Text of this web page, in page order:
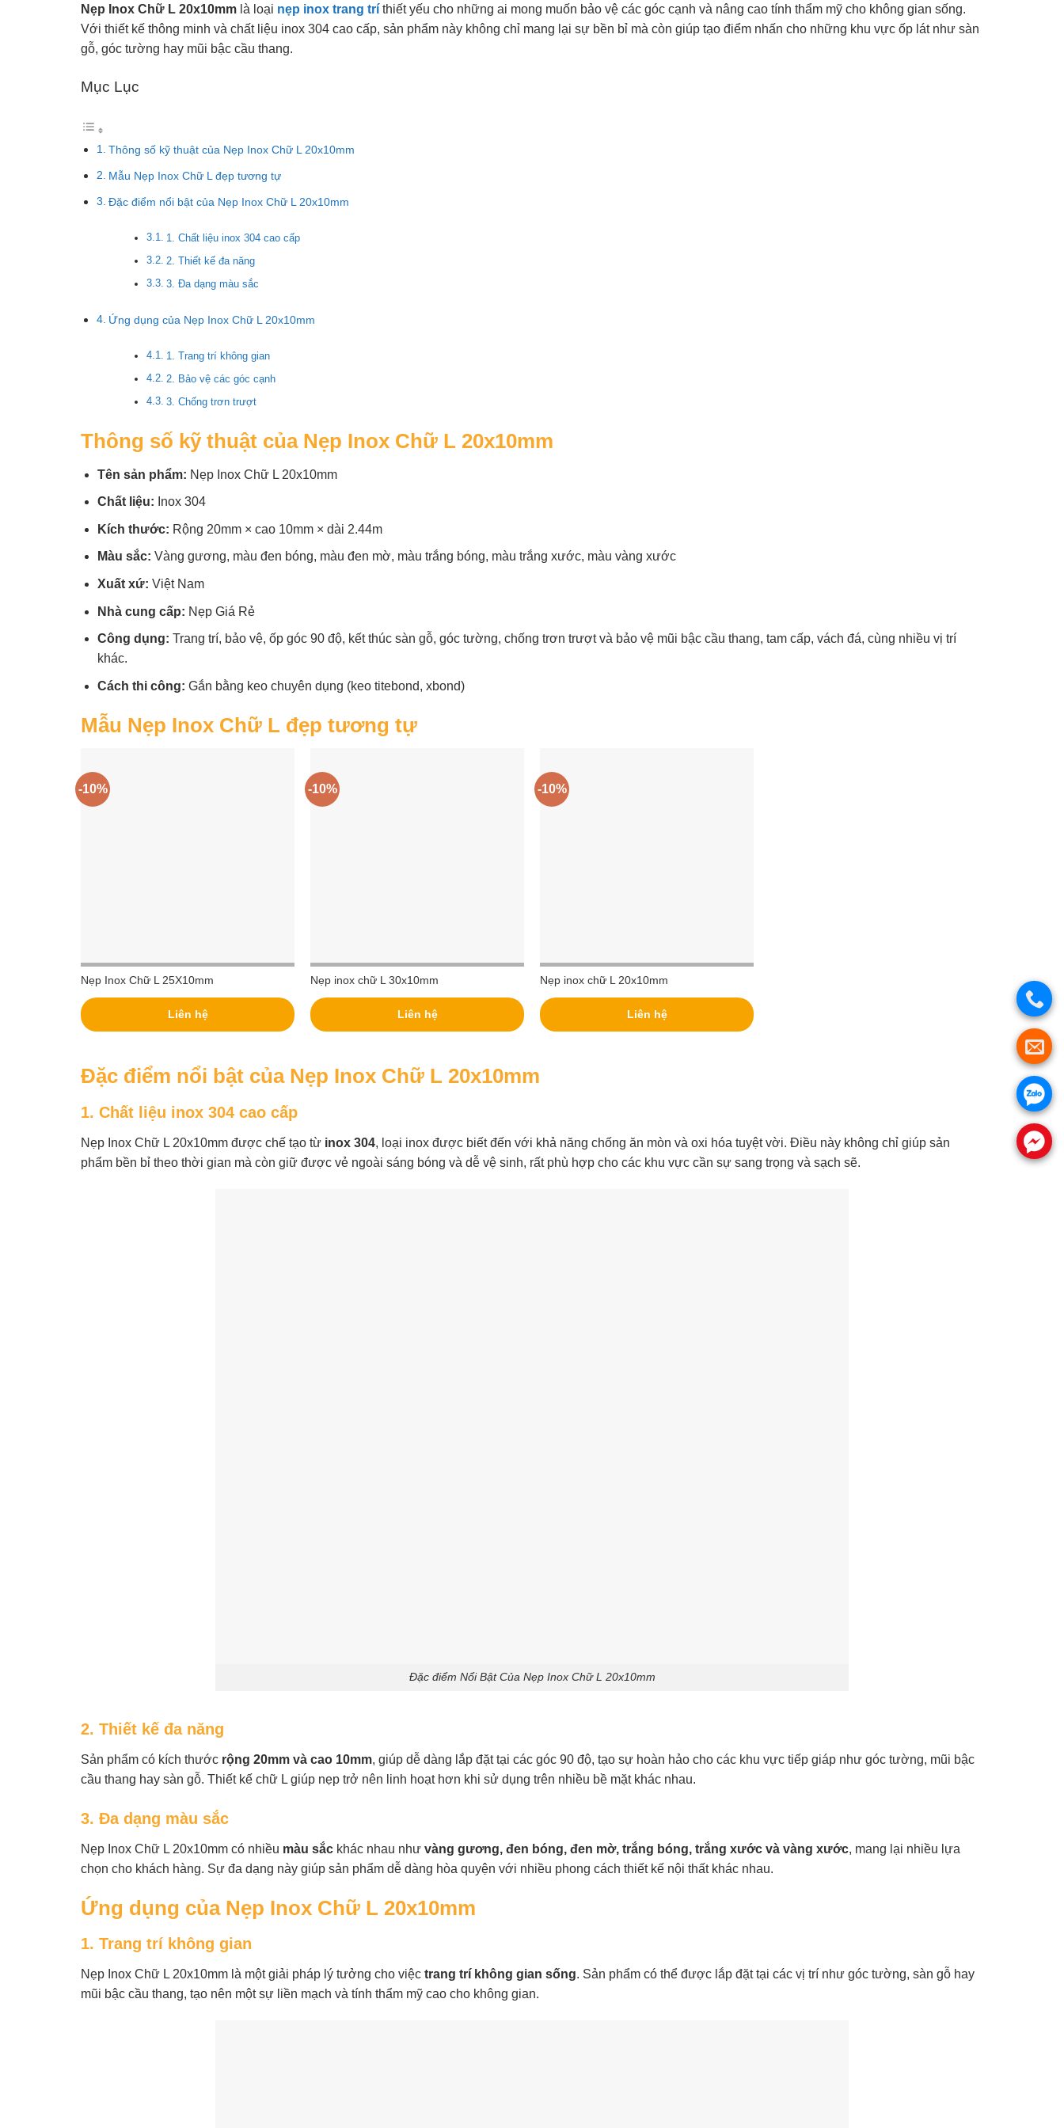
Nẹp Inox Chữ L 20x10mm là loại nẹp inox trang trí thiết yếu cho những ai mong muốn bảo vệ các góc cạnh và nâng cao tính thẩm mỹ cho không gian sống.
Với thiết kế thông minh và chất liệu inox 304 cao cấp, sản phẩm này không chỉ mang lại sự bền bỉ mà còn giúp tạo điểm nhấn cho những khu vực ốp lát như sàn
gỗ, góc tường hay mũi bậc cầu thang.
Mục Lục
Thông số kỹ thuật của Nẹp Inox Chữ L 20x10mm
Mẫu Nẹp Inox Chữ L đẹp tương tự
Đặc điểm nổi bật của Nẹp Inox Chữ L 20x10mm
1. Chất liệu inox 304 cao cấp
2. Thiết kế đa năng
3. Đa dạng màu sắc
Ứng dụng của Nẹp Inox Chữ L 20x10mm
1. Trang trí không gian
2. Bảo vệ các góc cạnh
3. Chống trơn trượt
Thông số kỹ thuật của Nẹp Inox Chữ L 20x10mm
Tên sản phẩm: Nẹp Inox Chữ L 20x10mm
Chất liệu: Inox 304
Kích thước: Rộng 20mm × cao 10mm × dài 2.44m
Màu sắc: Vàng gương, màu đen bóng, màu đen mờ, màu trắng bóng, màu trắng xước, màu vàng xước
Xuất xứ: Việt Nam
Nhà cung cấp: Nẹp Giá Rẻ
Công dụng: Trang trí, bảo vệ, ốp góc 90 độ, kết thúc sàn gỗ, góc tường, chống trơn trượt và bảo vệ mũi bậc cầu thang, tam cấp, vách đá, cùng nhiều vị trí
khác.
Cách thi công: Gắn bằng keo chuyên dụng (keo titebond, xbond)
Mẫu Nẹp Inox Chữ L đẹp tương tự
-10%
Nẹp Inox Chữ L 25X10mm
Liên hệ
-10%
Nẹp inox chữ L 30x10mm
Liên hệ
-10%
Nẹp inox chữ L 20x10mm
Liên hệ
Đặc điểm nổi bật của Nẹp Inox Chữ L 20x10mm
1. Chất liệu inox 304 cao cấp
Nẹp Inox Chữ L 20x10mm được chế tạo từ inox 304, loại inox được biết đến với khả năng chống ăn mòn và oxi hóa tuyệt vời. Điều này không chỉ giúp sản
phẩm bền bỉ theo thời gian mà còn giữ được vẻ ngoài sáng bóng và dễ vệ sinh, rất phù hợp cho các khu vực cần sự sang trọng và sạch sẽ.
Đặc điểm Nổi Bật Của Nẹp Inox Chữ L 20x10mm
2. Thiết kế đa năng
Sản phẩm có kích thước rộng 20mm và cao 10mm, giúp dễ dàng lắp đặt tại các góc 90 độ, tạo sự hoàn hảo cho các khu vực tiếp giáp như góc tường, mũi bậc
cầu thang hay sàn gỗ. Thiết kế chữ L giúp nẹp trở nên linh hoạt hơn khi sử dụng trên nhiều bề mặt khác nhau.
3. Đa dạng màu sắc
Nẹp Inox Chữ L 20x10mm có nhiều màu sắc khác nhau như vàng gương, đen bóng, đen mờ, trắng bóng, trắng xước và vàng xước, mang lại nhiều lựa
chọn cho khách hàng. Sự đa dạng này giúp sản phẩm dễ dàng hòa quyện với nhiều phong cách thiết kế nội thất khác nhau.
Ứng dụng của Nẹp Inox Chữ L 20x10mm
1. Trang trí không gian
Nẹp Inox Chữ L 20x10mm là một giải pháp lý tưởng cho việc trang trí không gian sống. Sản phẩm có thể được lắp đặt tại các vị trí như góc tường, sàn gỗ hay
mũi bậc cầu thang, tạo nên một sự liền mạch và tính thẩm mỹ cao cho không gian.
.
.